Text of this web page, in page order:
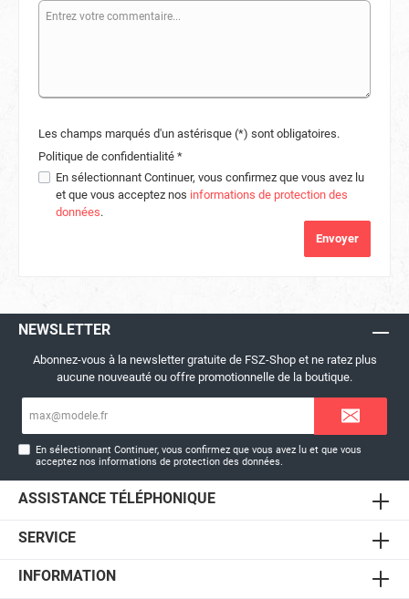
Les champs marqués d'un astérisque (*) sont obligatoires.
Politique de confidentialité *
En sélectionnant Continuer, vous confirmez que vous avez lu
et que vous acceptez nos informations de protection des
données.
Envoyer
NEWSLETTER
Abonnez-vous à la newsletter gratuite de FSZ-Shop et ne ratez plus
aucune nouveauté ou offre promotionnelle de la boutique.
En sélectionnant Continuer, vous confirmez que vous avez lu et que vous
acceptez nosinformations de protection des données
ASSISTANCE TÉLÉPHONIQUE
SERVICE
INFORMATION